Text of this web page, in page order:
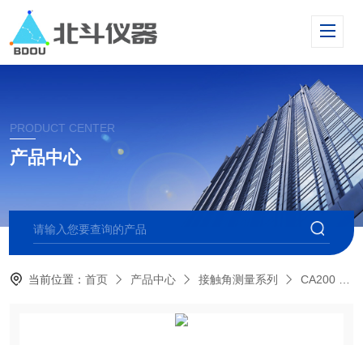
PRODUCT CENTER
产品中心
当前位置：首页 产品中心 接触角测量系列 CA200 自动型接触角测量仪